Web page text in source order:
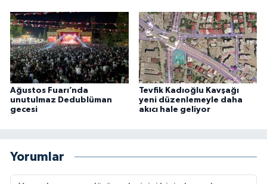
Ağustos Fuarı’nda
unutulmaz Dedublüman
gecesi
Tevfik Kadıoğlu Kavşağı
yeni düzenlemeyle daha
akıcı hale geliyor
Yorumlar